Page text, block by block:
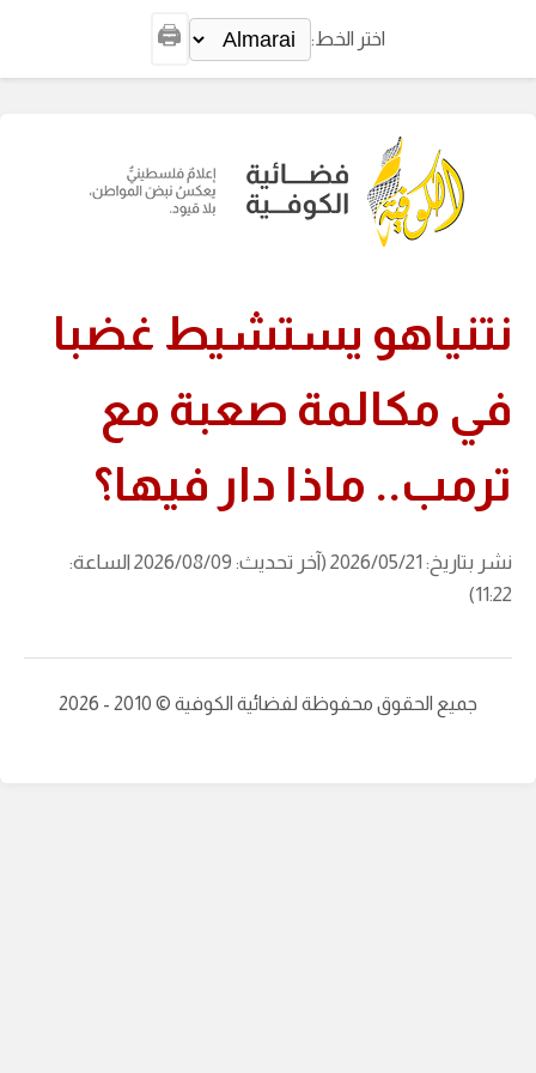
اختر الخط: 🖨️
نتنياهو يستشيط غضبا
في مكالمة صعبة مع
ترمب.. ماذا دار فيها؟
نشر بتاريخ: 2026/05/21 (آخر تحديث: 2026/08/09 الساعة:
11:22)
جميع الحقوق محفوظة لفضائية الكوفية © 2010 - 2026